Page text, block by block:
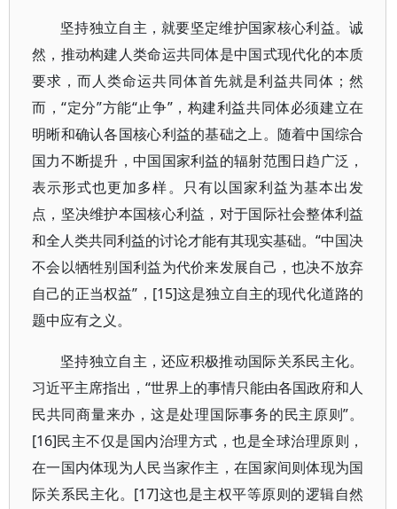
坚持独立自主，就要坚定维护国家核心利益。诚
然，推动构建人类命运共同体是中国式现代化的本质
要求，而人类命运共同体首先就是利益共同体；然
而，“定分”方能“止争”，构建利益共同体必须建立在
明晰和确认各国核心利益的基础之上。随着中国综合
国力不断提升，中国国家利益的辐射范围日趋广泛，
表示形式也更加多样。只有以国家利益为基本出发
点，坚决维护本国核心利益，对于国际社会整体利益
和全人类共同利益的讨论才能有其现实基础。“中国决
不会以牺牲别国利益为代价来发展自己，也决不放弃
自己的正当权益”，[15]这是独立自主的现代化道路的
题中应有之义。
坚持独立自主，还应积极推动国际关系民主化。
习近平主席指出，“世界上的事情只能由各国政府和人
民共同商量来办，这是处理国际事务的民主原则”。
[16]民主不仅是国内治理方式，也是全球治理原则，
在一国内体现为人民当家作主，在国家间则体现为国
际关系民主化。[17]这也是主权平等原则的逻辑自然